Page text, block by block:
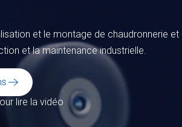
et le montage de chaudronnerie et
et la maintenance industrielle.
lire la vidéo